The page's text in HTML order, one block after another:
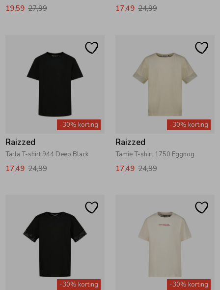
19,59 27,99 17,49 24,99
-30% korting
Raizzed
Tarla T-shirt 944 Deep Black
17,49 24,99
-30% korting
Raizzed
Tamie T-shirt 1750 Eggnog
17,49 24,99
-30% korting -30% korting